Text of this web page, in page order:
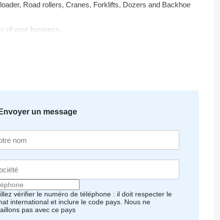
Road rollers, Cranes, Forklifts, Dozers and Backhoe
of your business.
your business.
creating comfort and ease for any customer.
Envoyer un message
vérifier le numéro de téléphone : il doit respecter le
international et inclure le code pays. Nous ne
pas avec ce pays